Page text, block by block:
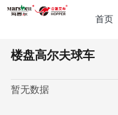
首页
楼盘高尔夫球车
暂无数据